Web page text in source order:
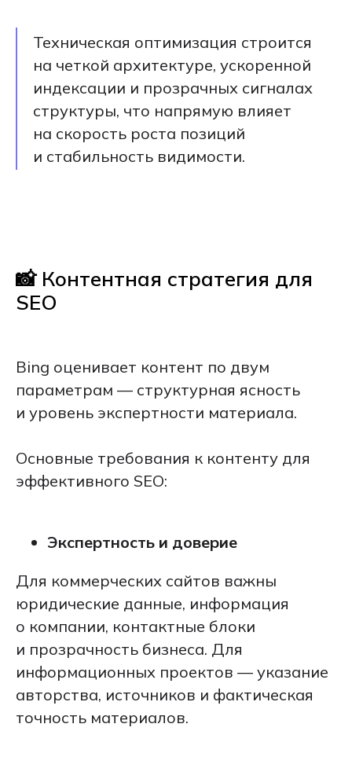
Техническая оптимизация строится
на четкой архитектуре, ускоренной
индексации и прозрачных сигналах
структуры, что напрямую влияет
на скорость роста позиций
и стабильность видимости.
📸 Контентная стратегия для
SEO
Bing оценивает контент по двум
параметрам — структурная ясность
и уровень экспертности материала.
Основные требования к контенту для
эффективного SEO:
Экспертность и доверие
Для коммерческих сайтов важны
юридические данные, информация
о компании, контактные блоки
и прозрачность бизнеса. Для
информационных проектов — указание
авторства, источников и фактическая
точность материалов.